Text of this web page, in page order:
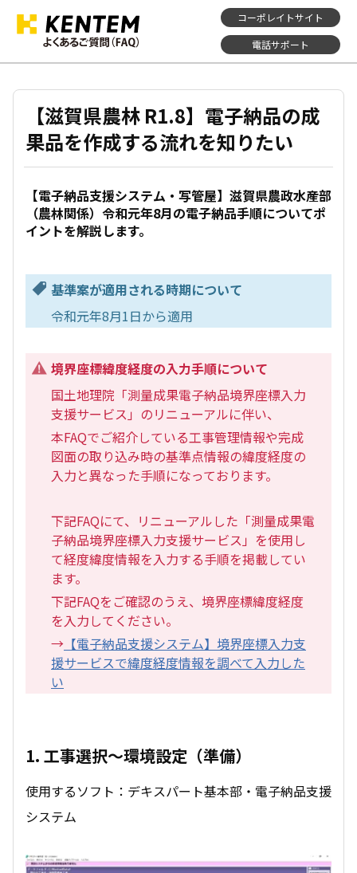
コーポレイトサイト
電話サポート
【滋賀県農林 R1.8】電子納品の成
果品を作成する流れを知りたい
【電子納品支援システム・写管屋】滋賀県農政水産部
（農林関係）令和元年8月の電子納品手順についてポ
イントを解説します。
基準案が適用される時期について
令和元年8月1日から適用
境界座標緯度経度の入力手順について
国土地理院「測量成果電子納品境界座標入力
支援サービス」のリニューアルに伴い、
本FAQでご紹介している工事管理情報や完成
図面の取り込み時の基準点情報の緯度経度の
入力と異なった手順になっております。
下記FAQにて、リニューアルした「測量成果電
子納品境界座標入力支援サービス」を使用し
て経度緯度情報を入力する手順を掲載してい
ます。
下記FAQをご確認のうえ、境界座標緯度経度
を入力してください。
→ 【電子納品支援システム】境界座標入力支
援サービスで緯度経度情報を調べて入力した
い
1. 工事選択～環境設定（準備）
使用するソフト：デキスパート基本部・電子納品支援
システム